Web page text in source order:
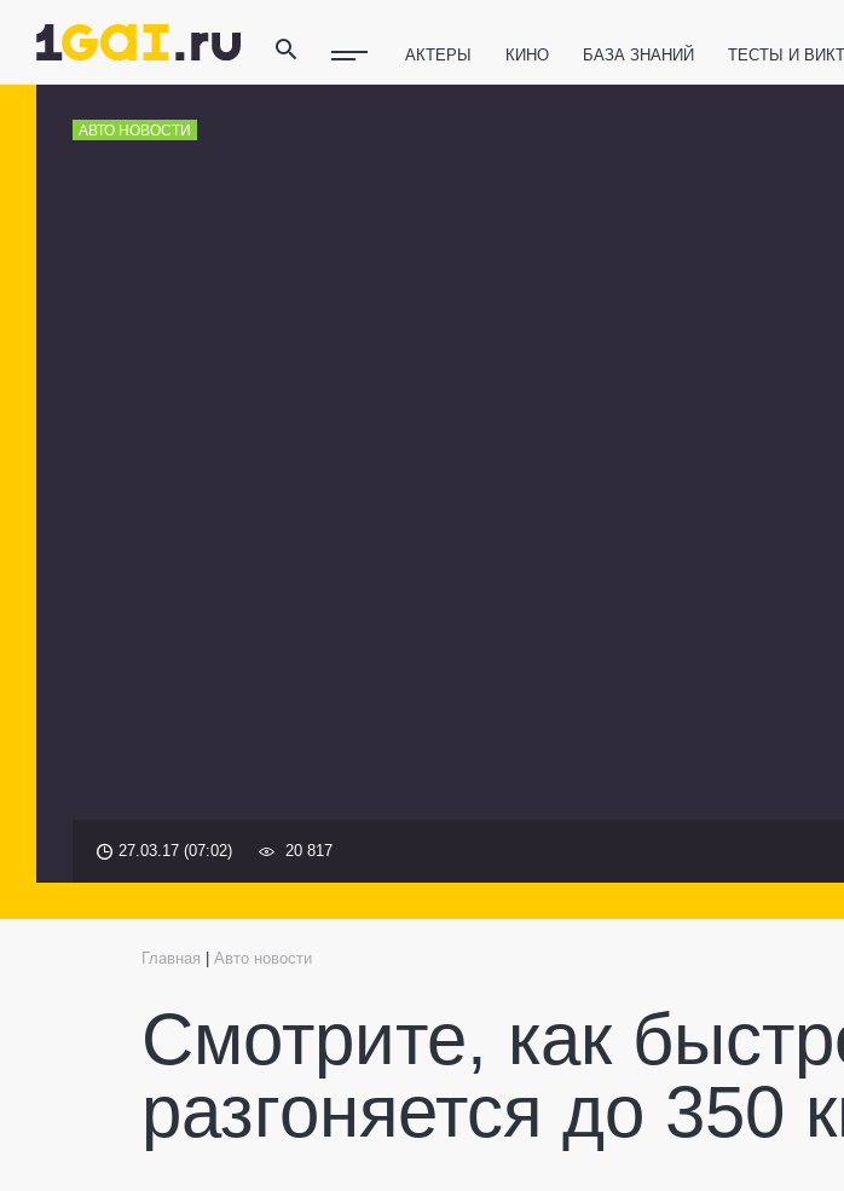
АКТЕРЫ КИНО БАЗА ЗНАНИЙ ТЕСТЫ И
АВТО НОВОСТИ
27.03.17 (07:02) 20 817
Главная Авто новости
Смотрите, как
разгоняется до 350